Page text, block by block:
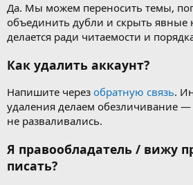
Да. Мы можем переносить темы,
объединить дубли и скрыть явные
делается ради читаемости и
Как удалить аккаунт?
Напишите через обратную связь.
удаления делаем обезличивание
не разваливались.
Я правообладатель / вижу
писать?